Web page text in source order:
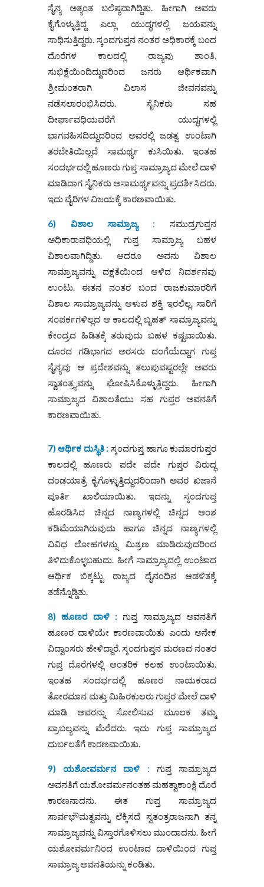
ಸೈನ್ಯ ಅತ್ಯಂತ ಬಲಿಷ್ಠವಾಗಿದ್ದಿತು. ಹೀಗಾಗಿ ಅವರು
ಕೈಗೊಳ್ಳುತ್ತಿದ್ದ ಎಲ್ಲಾ ಯುದ್ಧಗಳಲ್ಲಿ ಜಯವನ್ನು
ಸಾಧಿಸುತ್ತಿದ್ದರು. ಸ್ಕಂದಗುಪ್ತನ ನಂತರ ಅಧಿಕಾರಕ್ಕೆ ಬಂದ
ದೊರೆಗಳ ಕಾಲದಲ್ಲಿ ರಾಜ್ಯವು ಶಾಂತಿ,
ಸುಭಿಕ್ಷೆಯಿಂದಿದ್ದುದರಿಂದ ಜನರು ಆರ್ಥಿಕವಾಗಿ
ಶ್ರೀಮಂತರಾಗಿ ವಿಲಾಸ ಜೀವನವನ್ನು
ನಡೆಸಲಾರಂಭಿಸಿದರು. ಸೈನಿಕರು ಸಹ
ದೀರ್ಘಾವಧಿಯವರೆಗೆ ಯುದ್ಧಗಳಲ್ಲಿ
ಭಾಗವಹಿಸದಿದ್ದುದರಿಂದ ಅವರಲ್ಲಿ ಜಡತ್ವ ಉಂಟಾಗಿ
ತರಬೇತಿಯಿಲ್ಲದೆ ಸಾಮರ್ಥ್ಯ ಕುಸಿಯಿತು. ಇಂತಹ
ಸಂದರ್ಭದಲ್ಲಿ ಹೂಣರು ಗುಪ್ತ ಸಾಮ್ರಾಜ್ಯದ ಮೇಲೆ ದಾಳಿ
ಮಾಡಿದಾಗ ಸೈನಿಕರು ಅಸಾಮರ್ಥ್ಯವನ್ನು ಪ್ರದರ್ಶಿಸಿದರು.
ಇದು ವೈರಿಗಳ ವಿಜಯಕ್ಕೆ ಕಾರಣವಾಯಿತು.
6) ವಿಶಾಲ ಸಾಮ್ರಾಜ್ಯ: ಸಮುದ್ರಗುಪ್ತನ
ಅಧಿಕಾರಾವಧಿಯಲ್ಲಿ ಗುಪ್ತ ಸಾಮ್ರಾಜ್ಯ ಬಹಳ
ವಿಶಾಲವಾಗಿದ್ದಿತು. ಆದರೂ ಅವನು ವಿಶಾಲ
ಸಾಮ್ರಾಜ್ಯವನ್ನು ದಕ್ಷತೆಯಿಂದ ಆಳಿದ ನಿದರ್ಶನವು
ಉಂಟು. ಈತನ ನಂತರ ಬಂದ ರಾಜಕುಮಾರರಿಗೆ
ವಿಶಾಲ ಸಾಮ್ರಾಜ್ಯವನ್ನು ಆಳುವ ಶಕ್ತಿ ಇರಲಿಲ್ಲ. ಸಾರಿಗೆ
ಸಂಪರ್ಕಗಳಿಲ್ಲದ ಆ ಕಾಲದಲ್ಲಿ ಬೃಹತ್ ಸಾಮ್ರಾಜ್ಯವನ್ನು
ಕೇಂದ್ರದ ಹಿಡಿತಕ್ಕೆ ತರುವುದು ಬಹಳ ಕಷ್ಟವಾಯಿತು.
ದೂರದ ಗಡಿಭಾಗದ ಅರಸರು ದಂಗೆಯೆದ್ದಾಗ ಗುಪ್ತ
ಸೈನ್ಯವು ಆ ಪ್ರದೇಶವನ್ನು ತಲುಪುವಷ್ಟರಲ್ಲೇ ಅವರು
ಸ್ವಾತಂತ್ರ್ಯವನ್ನು ಘೋಷಿಸಿಕೊಳ್ಳುತ್ತಿದ್ದರು. ಹೀಗಾಗಿ
ಸಾಮ್ರಾಜ್ಯದ ವಿಶಾಲತೆಯು ಸಹ ಗುಪ್ತರ ಅವನತಿಗೆ
ಕಾರಣವಾಯಿತು.
7) ಆರ್ಥಿಕ ದುಸ್ಥಿತಿ : ಸ್ಕಂದಗುಪ್ತ ಹಾಗೂ ಕುಮಾರಗುಪ್ತರ
ಕಾಲದಲ್ಲಿ ಹೂಣರು ಪದೇ ಪದೇ ಗುಪ್ತರ ವಿರುದ್ಧ
ದಂಡಯಾತ್ರೆ ಕೈಗೊಳ್ಳುತ್ತಿದ್ದುದರಿಂದಾಗಿ ಅವರ ಖಜಾನೆ
ಪೂರ್ತಿ ಖಾಲಿಯಾಯಿತು. ಇದನ್ನು ಸ್ಕಂದಗುಪ್ತ
ಹೊರಡಿಸಿದ ಚಿನ್ನದ ನಾಣ್ಯಗಳಲ್ಲಿ ಚಿನ್ನದ ಅಂಶ
ಕಡಿಮೆಯಾಗಿರುವುದು ಹಾಗೂ ಚಿನ್ನದ ನಾಣ್ಯಗಳಲ್ಲಿ
ವಿವಿಧ ಲೋಹಗಳನ್ನು ಮಿಶ್ರಣ ಮಾಡಿರುವುದರಿಂದ
ತಿಳಿದುಕೊಳ್ಳಬಹುದು. ಹೀಗೆ ಸಾಮ್ರಾಜ್ಯದಲ್ಲಿ ಉಂಟಾದ
ಆರ್ಥಿಕ ಬಿಕ್ಕಟ್ಟು ರಾಜ್ಯದ ದೈನಂದಿನ ಆಡಳಿತಕ್ಕೆ
ತಡೆನ್ನೊಡ್ಡಿತು.
8) ಹೂಣರ ದಾಳಿ : ಗುಪ್ತ ಸಾಮ್ರಾಜ್ಯದ ಅವನತಿಗೆ
ಹೂಣರ ದಾಳಿಯೇ ಕಾರಣವಾಯಿತು ಎಂದು ಅನೇಕ
ವಿದ್ವಾಂಸರು ಹೇಳಿದ್ದಾರೆ. ಸ್ಕಂದಗುಪ್ತನ ಮರಣದ ನಂತರ
ಗುಪ್ತ ದೊರೆಗಳಲ್ಲಿ ಆಂತರಿಕ ಕಲಹ ಉಂಟಾಯಿತು.
ಇಂತಹ ಸಂದರ್ಭದಲ್ಲಿ ಹೂಣರ ನಾಯಕರಾದ
ತೋರಮಾನ ಮತ್ತು ಮಿಹಿರಕುಲರು ಗುಪ್ತರ ಮೇಲೆ ದಾಳಿ
ಮಾಡಿ ಅವರನ್ನು ಸೋಲಿಸುವ ಮೂಲಕ ತಮ್ಮ
ಪ್ರಾಬಲ್ಯವನ್ನು ಮೆರೆದರು. ಇದು ಗುಪ್ತ ಸಾಮ್ರಾಜ್ಯದ
ದುರ್ಬಲತೆಗೆ ಕಾರಣವಾಯಿತು.
9) ಯಶೋವರ್ಮನ ದಾಳಿ : ಗುಪ್ತ ಸಾಮ್ರಾಜ್ಯದ
ಅವನತಿಗೆ ಯಶೋವರ್ಮನಂತಹ ಮಹತ್ವಾಕಾಂಕ್ಷಿ ದೊರೆ
ಕಾರಣನಾದನು. ಈತ ಗುಪ್ತ ಸಾಮ್ರಾಜ್ಯದ
ಸಾರ್ವಭೌಮತ್ವವನ್ನು ಲೆಕ್ಕಿಸದೆ ಸ್ವತಂತ್ರರಾಜನಾಗಿ ತನ್ನ
ಸಾಮ್ರಾಜ್ಯವನ್ನು ವಿಸ್ತಾರಗೊಳಿಸಲು ಮುಂದಾದನು. ಹೀಗೆ
ಯಶೋವರ್ಮನಿಂದ ಉಂಟಾದ ದಾಳಿಯಿಂದ ಗುಪ್ತ
ಸಾಮ್ರಾಜ್ಯ ಅವನತಿಯನ್ನು ಕಂಡಿತು.